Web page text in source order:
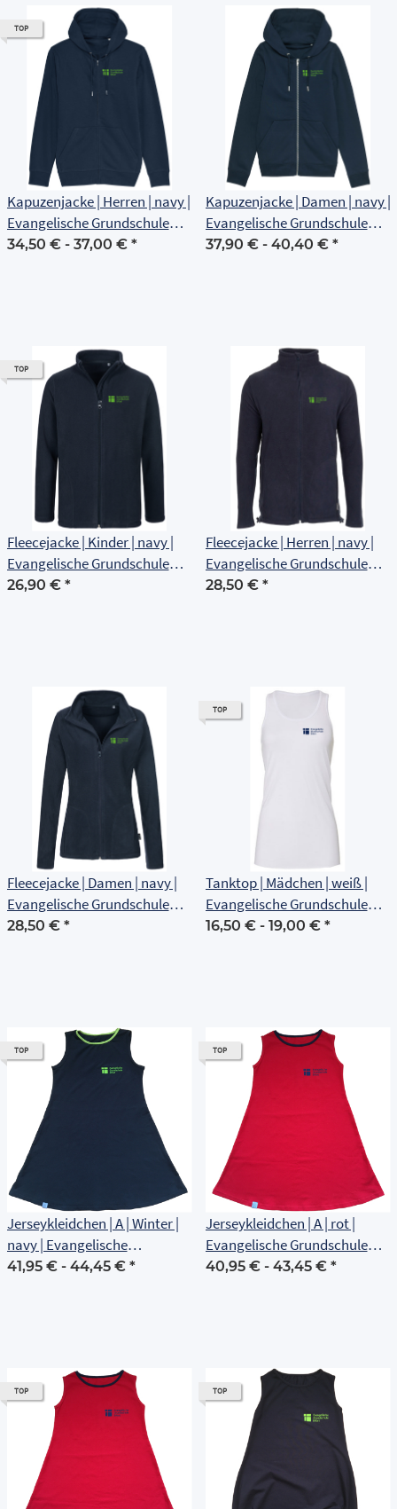
TOP
Kapuzenjacke | Herren | navy |
Evangelische Grundschule
Erfurt
34,50 € - 37,00 € *
Kapuzenjacke | Damen | navy |
Evangelische Grundschule
Erfurt
37,90 € - 40,40 € *
TOP
Fleecejacke | Kinder | navy |
Evangelische Grundschule
Erfurt
26,90 € *
Fleecejacke | Herren | navy |
Evangelische Grundschule
Erfurt
28,50 € *
Fleecejacke | Damen | navy |
Evangelische Grundschule
Erfurt
28,50 € *
TOP
Tanktop | Mädchen | weiß |
Evangelische Grundschule
Erfurt
16,50 € - 19,00 € *
TOP
Jerseykleidchen | A | Winter |
navy | Evangelische
Grundschule Erfurt
41,95 € - 44,45 € *
TOP
Jerseykleidchen | A | rot |
Evangelische Grundschule
Erfurt
40,95 € - 43,45 € *
TOP TOP